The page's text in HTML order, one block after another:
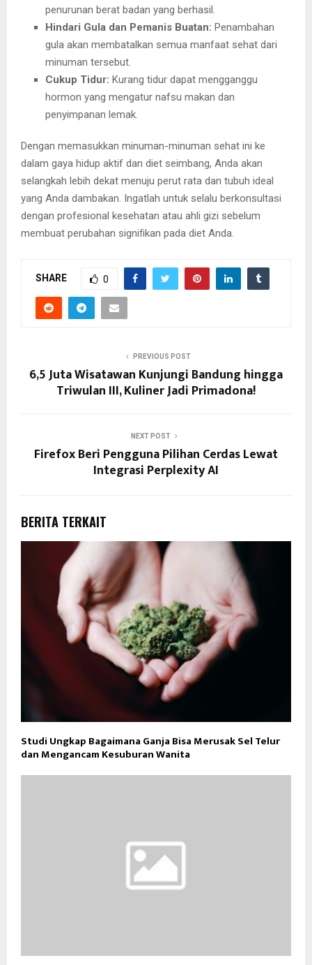
penurunan berat badan yang berhasil.
Hindari Gula dan Pemanis Buatan: Penambahan
gula akan membatalkan semua manfaat sehat dari
minuman tersebut.
Cukup Tidur: Kurang tidur dapat mengganggu
hormon yang mengatur nafsu makan dan
penyimpanan lemak.
Dengan memasukkan minuman-minuman sehat ini ke
dalam gaya hidup aktif dan diet seimbang, Anda akan
selangkah lebih dekat menuju perut rata dan tubuh ideal
yang Anda dambakan. Ingatlah untuk selalu berkonsultasi
dengan profesional kesehatan atau ahli gizi sebelum
membuat perubahan signifikan pada diet Anda.
SHARE 0
PREVIOUS POST
6,5 Juta Wisatawan Kunjungi Bandung hingga
Triwulan III, Kuliner Jadi Primadona!
NEXT POST
Firefox Beri Pengguna Pilihan Cerdas Lewat
Integrasi Perplexity AI
BERITA TERKAIT
Studi Ungkap Bagaimana Ganja Bisa Merusak Sel Telur
dan Mengancam Kesuburan Wanita